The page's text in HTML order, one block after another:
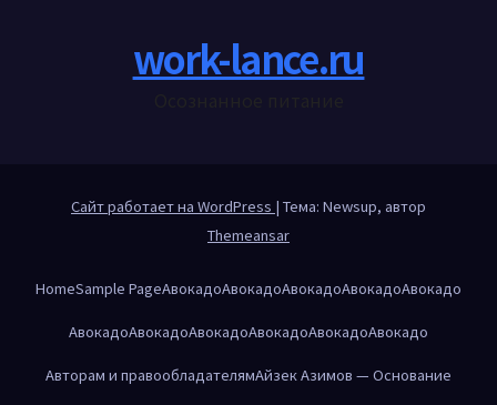
work-lance.ru
Сайт работает на WordPress | Тема: Newsup, автор
Themeansar
HomeSample PageАвокадоАвокадоАвокадоАвокадоАвокадо
АвокадоАвокадоАвокадоАвокадоАвокадоАвокадо
Авторам и правообладателямАйзек Азимов — Основание